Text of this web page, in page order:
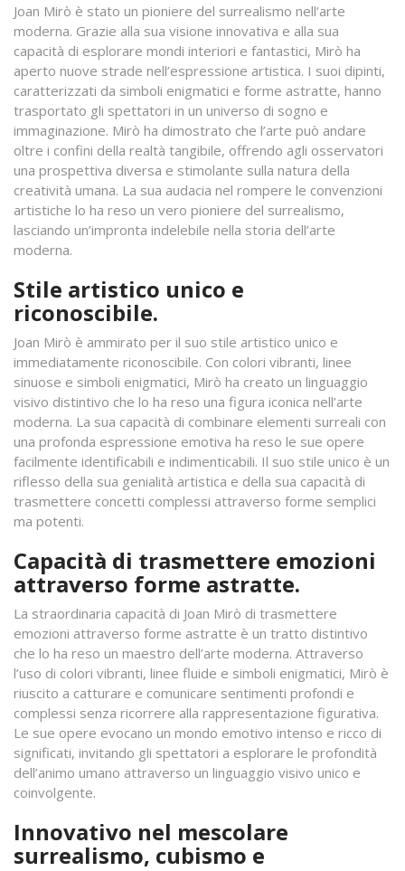
Joan Mirò è stato un pioniere del surrealismo nell’arte
moderna. Grazie alla sua visione innovativa e alla sua
capacità di esplorare mondi interiori e fantastici, Mirò ha
aperto nuove strade nell’espressione artistica. I suoi dipinti,
caratterizzati da simboli enigmatici e forme astratte, hanno
trasportato gli spettatori in un universo di sogno e
immaginazione. Mirò ha dimostrato che l’arte può andare
oltre i confini della realtà tangibile, offrendo agli osservatori
una prospettiva diversa e stimolante sulla natura della
creatività umana. La sua audacia nel rompere le convenzioni
artistiche lo ha reso un vero pioniere del surrealismo,
lasciando un’impronta indelebile nella storia dell’arte
moderna.
Stile artistico unico e
riconoscibile.
Joan Mirò è ammirato per il suo stile artistico unico e
immediatamente riconoscibile. Con colori vibranti, linee
sinuose e simboli enigmatici, Mirò ha creato un linguaggio
visivo distintivo che lo ha reso una figura iconica nell’arte
moderna. La sua capacità di combinare elementi surreali con
una profonda espressione emotiva ha reso le sue opere
facilmente identificabili e indimenticabili. Il suo stile unico è un
riflesso della sua genialità artistica e della sua capacità di
trasmettere concetti complessi attraverso forme semplici
ma potenti.
Capacità di trasmettere emozioni
attraverso forme astratte.
La straordinaria capacità di Joan Mirò di trasmettere
emozioni attraverso forme astratte è un tratto distintivo
che lo ha reso un maestro dell’arte moderna. Attraverso
l’uso di colori vibranti, linee fluide e simboli enigmatici, Mirò è
riuscito a catturare e comunicare sentimenti profondi e
complessi senza ricorrere alla rappresentazione figurativa.
Le sue opere evocano un mondo emotivo intenso e ricco di
significati, invitando gli spettatori a esplorare le profondità
dell’animo umano attraverso un linguaggio visivo unico e
coinvolgente.
Innovativo nel mescolare
surrealismo, cubismo e